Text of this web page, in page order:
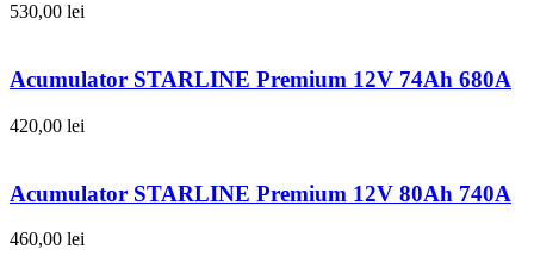
530,00 lei
Acumulator STARLINE Premium 12V 74Ah 680A
420,00 lei
Acumulator STARLINE Premium 12V 80Ah 740A
460,00 lei